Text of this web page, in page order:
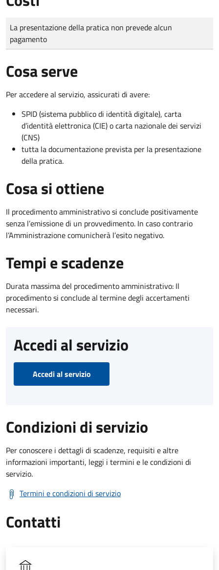
Tipo di pagamento
Importo
La presentazione della pratica non prevede alcun
pagamento
Cosa serve
Per accedere al servizio, assicurati di avere:
SPID (sistema pubblico di identità digitale), carta
d’identità elettronica (CIE) o carta nazionale dei servizi
(CNS)
tutta la documentazione prevista per la presentazione
della pratica.
Cosa si ottiene
Il procedimento amministrativo si conclude positivamente
senza l’emissione di un provvedimento. In caso contrario
l’Amministrazione comunicherà l’esito negativo.
Tempi e scadenze
Durata massima del procedimento amministrativo: Il
procedimento si conclude al termine degli accertamenti
necessari.
Accedi al servizio
Accedi al servizio
Condizioni di servizio
Per conoscere i dettagli di scadenze, requisiti e altre
informazioni importanti, leggi i termini e le condizioni di
servizio.
Termini e condizioni di servizio
Contatti